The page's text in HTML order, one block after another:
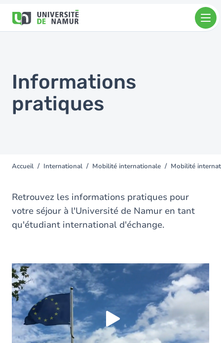
contenu
Informations
pratiques
You
here
Accueil International Mobilité internationale Mobilité
Retrouvez les informations pratiques pour
votre séjour à l'Université de Namur en tant
qu'étudiant international d'échange.
Vous devez accepter les cookies Youtubepour
pouvoir lire la vidéo. Acceptez-vous les cookies
Oui
Toujours